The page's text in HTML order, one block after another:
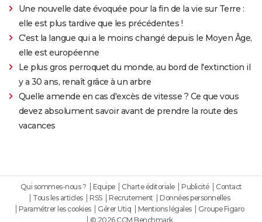
Une nouvelle date évoquée pour la fin de la vie sur Terre :
elle est plus tardive que les précédentes !
C'est la langue qui a le moins changé depuis le Moyen Âge,
elle est européenne
Le plus gros perroquet du monde, au bord de l'extinction il
y a 30 ans, renaît grâce à un arbre
Quelle amende en cas d'excès de vitesse ? Ce que vous
devez absolument savoir avant de prendre la route des
vacances
Qui sommes-nous ? Equipe Charte éditoriale Publicité
Contact
Tous les articles
RSS Recrutement
Données personnelles
Paramétrer les cookies
Gérer Utiq Mentions légales
Groupe Figaro
© 2026 CCM Benchmark